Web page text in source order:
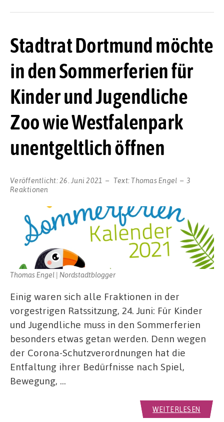
Stadtrat Dortmund möchte
in den Sommerferien für
Kinder und Jugendliche
Zoo wie Westfalenpark
unentgeltlich öffnen
Veröffentlicht:26. Juni 2021 Text:Thomas Engel
3
Reaktionen
Thomas Engel | Nordstadtblogger
Einig waren sich alle Fraktionen in der
vorgestrigen Ratssitzung, 24. Juni: Für Kinder
und Jugendliche muss in den Sommerferien
besonders etwas getan werden. Denn wegen
der Corona-Schutzverordnungen hat die
Entfaltung ihrer Bedürfnisse nach Spiel,
Bewegung, …
WEITERLESEN